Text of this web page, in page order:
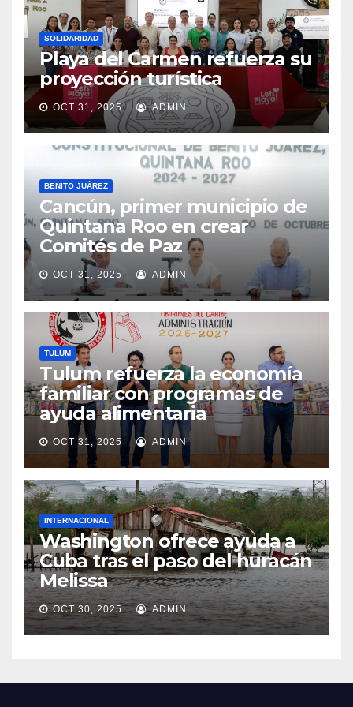
SOLIDARIDAD
Playa del Carmen refuerza su
proyección turística
OCT 31, 2025 ADMIN
BENITO JUÁREZ
Cancún, primer municipio de
Quintana Roo en crear
Comités de Paz
OCT 31, 2025 ADMIN
TULUM
Tulum refuerza la economía
familiar con programas de
ayuda alimentaria
OCT 31, 2025 ADMIN
INTERNACIONAL
Washington ofrece ayuda a
Cuba tras el paso del huracán
Melissa
OCT 30, 2025 ADMIN